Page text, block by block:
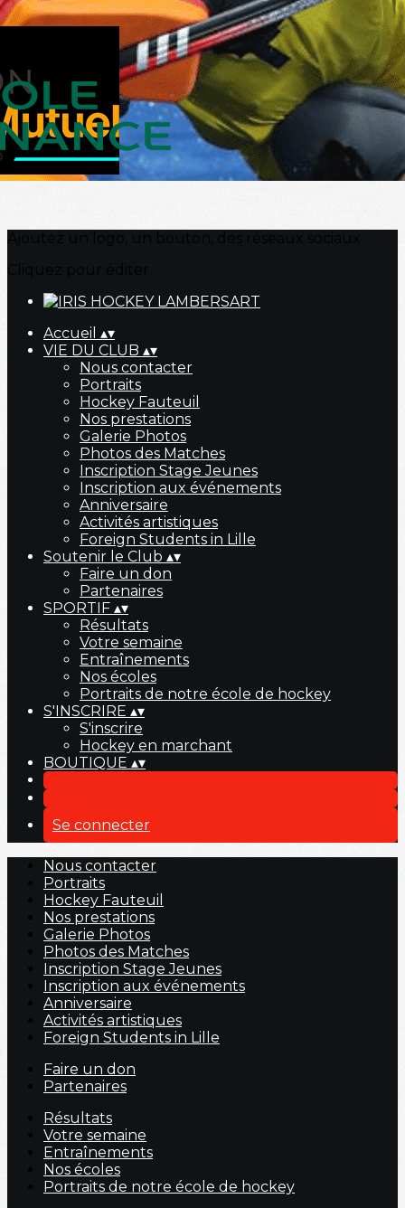
Exporter les lignes sélectionnées
Exporter toutes les colonnes
Exporter uniquement les colonnes affichées
Menu
?>
Images de la page d'accueil
Cliquez pour éditer
Accueil ▴▾
VIE DU CLUB ▴▾
Nous contacter
Portraits
Hockey Fauteuil
Nos prestations
Galerie Photos
Photos des Matches
Inscription Stage Jeunes
Inscription aux événements
Anniversaire
Activités artistiques
Foreign Students in Lille
Soutenir le Club ▴▾
Faire un don
Partenaires
SPORTIF ▴▾
Résultats
Votre semaine
Entraînements
Nos écoles
Portraits de notre école de hockey
S'INSCRIRE ▴▾
S'inscrire
Hockey en marchant
BOUTIQUE ▴▾
Se connecter
Nous contacter
Portraits
Hockey Fauteuil
Nos prestations
Galerie Photos
Photos des Matches
Inscription Stage Jeunes
Inscription aux événements
Anniversaire
Activités artistiques
Foreign Students in Lille
Faire un don
Partenaires
Résultats
Votre semaine
Entraînements
Nos écoles
Portraits de notre école de hockey